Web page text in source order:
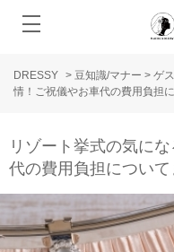
DRESSY > 豆知識/マナー > ゲ
情！ご祝儀やお車代の費用負担
リゾート挙式の気に
代の費用負担につい